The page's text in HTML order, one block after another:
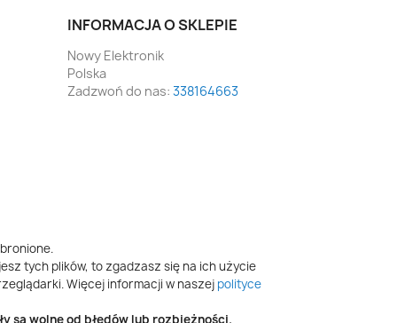
INFORMACJA O SKLEPIE
Nowy Elektronik
Polska
Zadzwoń do nas: 338164663
tych plików, to zgadzasz się na ich użycie
Więcej informacji w naszej polityce
są wolne od błędów lub rozbieżności.